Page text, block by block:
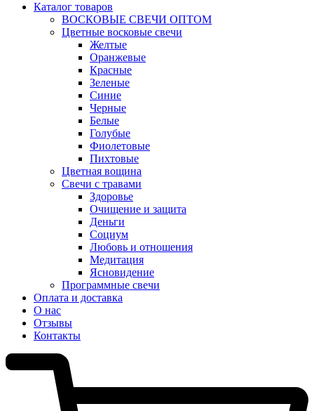
Каталог товаров
ВОСКОВЫЕ СВЕЧИ ОПТОМ
Цветные восковые свечи
Желтые
Оранжевые
Красные
Зеленые
Синие
Черные
Белые
Голубые
Фиолетовые
Пихтовые
Цветная вощина
Свечи с травами
Здоровье
Очищение и защита
Деньги
Социум
Любовь и отношения
Медитация
Ясновидение
Программные свечи
Оплата и доставка
О нас
Отзывы
Контакты